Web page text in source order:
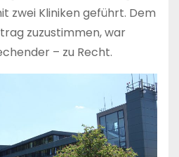
zwei Kliniken geführt. Dem
zuzustimmen, war
– zu Recht.